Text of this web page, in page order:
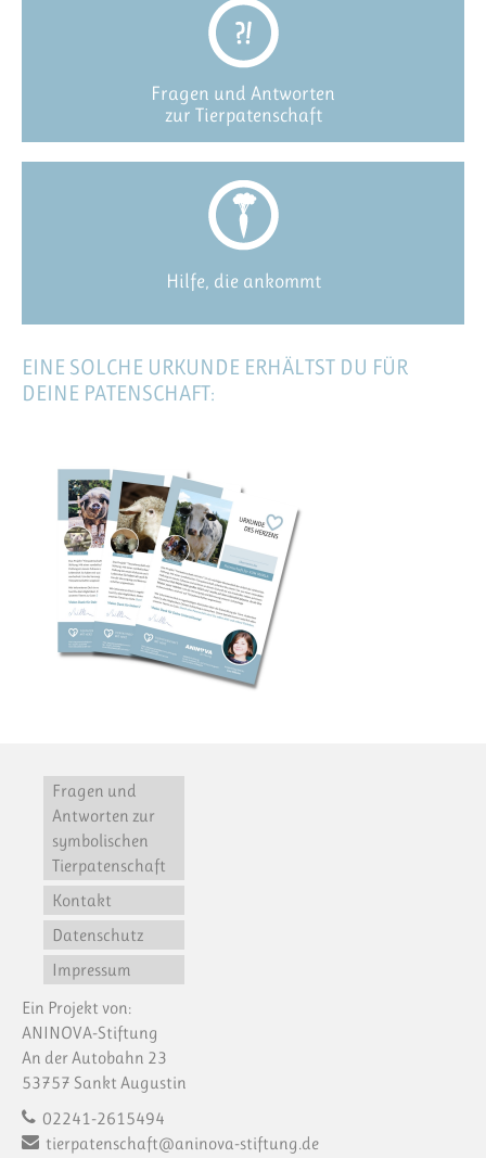
Fragen und Antworten
zur Tierpatenschaft
Hilfe, die ankommt
EINE SOLCHE URKUNDE ERHÄLTST DU FÜR
DEINE PATENSCHAFT:
Fragen und
Antworten zur
symbolischen
Tierpatenschaft
Kontakt
Datenschutz
Impressum
Ein Projekt von:
ANINOVA-Stiftung
An der Autobahn 23
53757 Sankt Augustin
02241-2615494
tierpatenschaft@aninova-stiftung.de